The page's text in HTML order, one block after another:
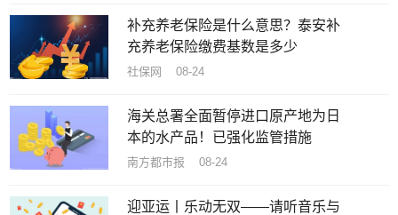
补充养老保险是什么意思？泰安补
充养老保险缴费基数是多少
社保网 08-24
海关总署全面暂停进口原产地为日
本的水产品！已强化监管措施
南方都市报 08-24
迎亚运丨乐动无双——请听音乐与